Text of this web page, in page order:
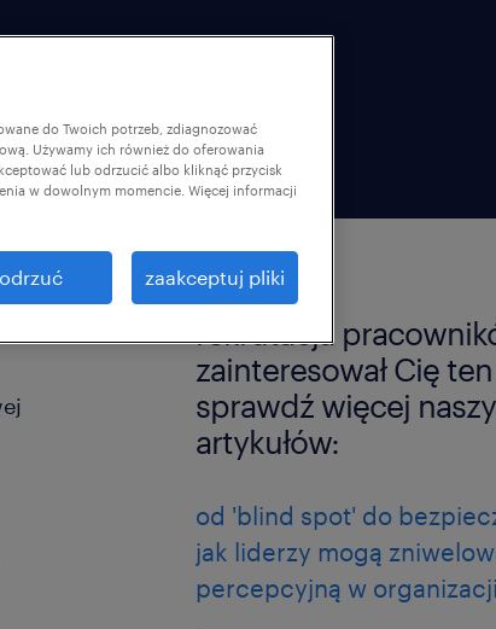
rekrutacja
zainteresował Cię
sprawdź więcej
artykułów:
od 'blind spot' do
jak liderzy mogą
percepcyjną w
do Twoich potrzeb, zdiagnozować
Używamy ich również do oferowania
lub odrzucić albo kliknąć przycisk
w dowolnym momencie. Więcej informacji
odrzuć zaakceptuj pliki